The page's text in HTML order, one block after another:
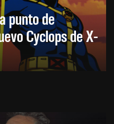
punto de
Cyclops de X-